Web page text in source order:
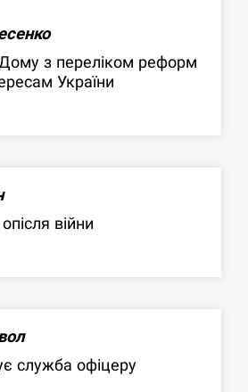
з переліком реформ
України
війни
служба офіцеру